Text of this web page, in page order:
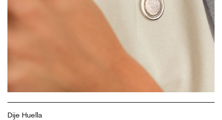
Dije Huella